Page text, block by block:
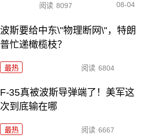
阅读 8097 08-04
波斯要给中东\"物理断网\"，特朗
普忙递橄榄枝？
最热 阅读 6804
F-35真被波斯导弹端了！美军这
次到底输在哪
最热 阅读 6667